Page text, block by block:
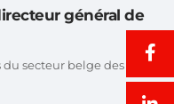
général de
secteur belge des